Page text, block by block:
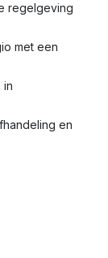
regelgeving
met een
in
en